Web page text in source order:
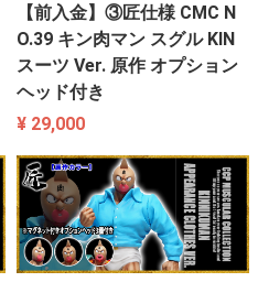
【前入金】③匠仕様 CMC N
O.39 キン肉マン スグル KIN
スーツ Ver. 原作 オプション
ヘッド付き
¥ 29,000